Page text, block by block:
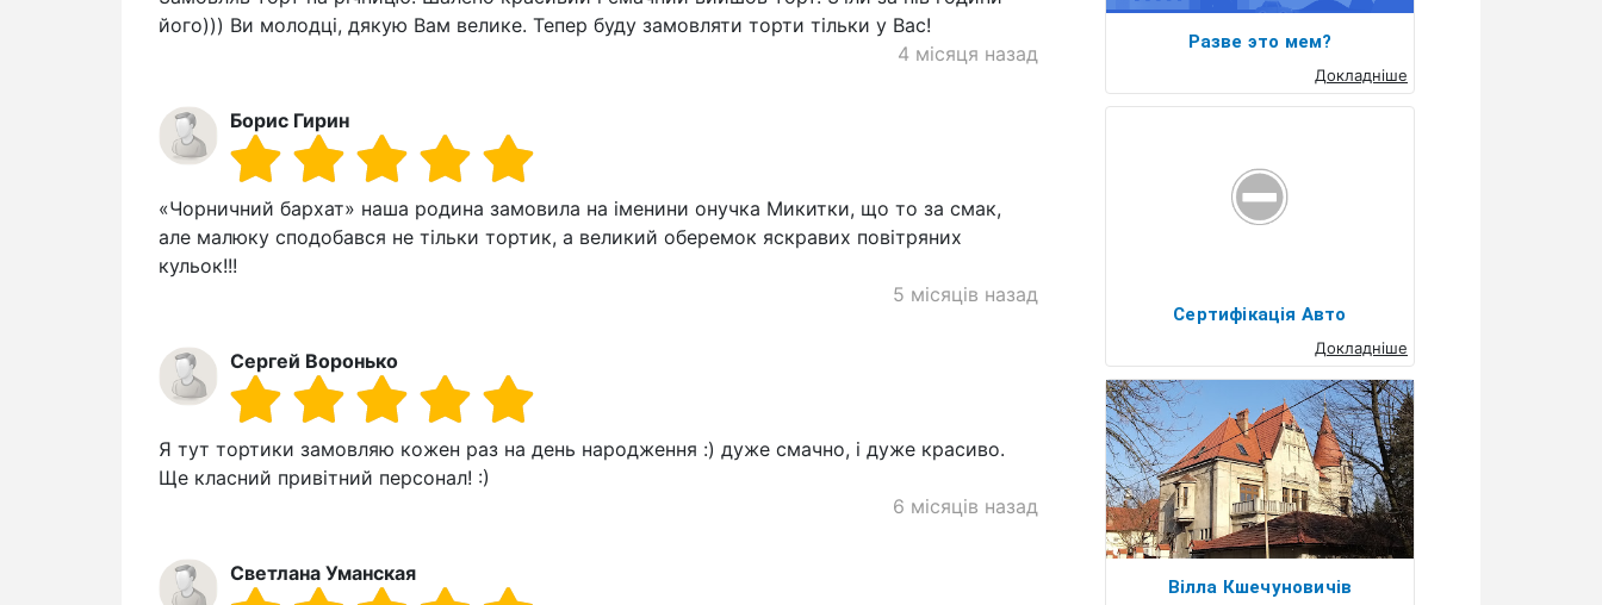
його))) Ви молодці, дякую Вам велике. Тепер буду замовляти торти тільки у Вас!
4 місяця назад
Борис Гирин
«Чорничний бархат» наша родина замовила на іменини онучка Микитки, що то за смак,
але малюку сподобався не тільки тортик, а великий оберемок яскравих повітряних
кульок!!!
5 місяців назад
Сергей Воронько
Я тут тортики замовляю кожен раз на день народження :) дуже смачно, і дуже красиво.
Ще класний привітний персонал! :)
6 місяців назад
Светлана Уманская
Разве это мем?
Докладніше
Сертифікація Авто
Докладніше
Вілла Кшечуновичів